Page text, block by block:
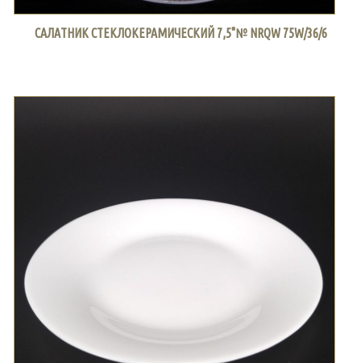
САЛАТНИК СТЕКЛОКЕРАМИЧЕСКИЙ 7,5"№ NRQW 75W/36/6